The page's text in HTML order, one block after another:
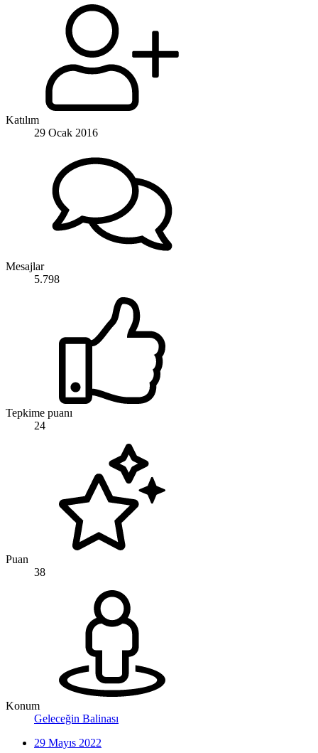
Katılım
29 Ocak 2016
Mesajlar
5.798
Tepkime puanı
24
Puan
38
Konum
Geleceğin Balinası
29 Mayıs 2022